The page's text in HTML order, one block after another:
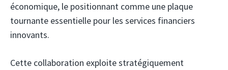
économique, le positionnant comme une plaque
tournante essentielle pour les services financiers
innovants.
Cette collaboration exploite stratégiquement